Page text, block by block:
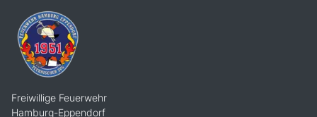
Freiwillige Feuerwehr
Hamburg-Eppendorf